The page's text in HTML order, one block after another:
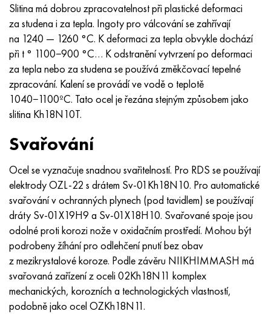
Slitina má dobrou zpracovatelnost při plastické deformaci
za studena i za tepla. Ingoty pro válcování se zahřívají
na 1240 — 1260 °C. K deformaci za tepla obvykle dochází
při t ° 1100−900 °C… K odstranění vytvrzení po deformaci
za tepla nebo za studena se používá změkčovací tepelné
zpracování. Kalení se provádí ve vodě o teplotě
1040−1100ºС. Tato ocel je řezána stejným způsobem jako
slitina Kh18N10T.
Svařování
Ocel se vyznačuje snadnou svařitelností. Pro RDS se používají
elektrody OZL-22 s drátem Sv-01Kh18N10. Pro automatické
svařování v ochranných plynech (pod tavidlem) se používají
dráty Sv-01X19H9 a Sv-01X18H10. Svařované spoje jsou
odolné proti korozi nože v oxidačním prostředí. Mohou být
podrobeny žíhání pro odlehčení pnutí bez obav
z mezikrystalové koroze. Podle závěru NIIKHIMMASH má
svařovaná zařízení z oceli 02Kh18N11 komplex
mechanických, korozních a technologických vlastností,
podobně jako ocel OZKh18N11.